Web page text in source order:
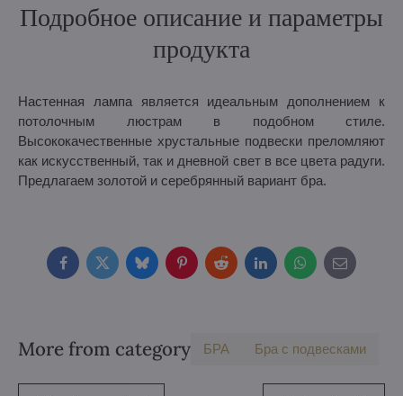
Подробное описание и параметры
продукта
Настенная лампа является идеальным дополнением к
потолочным люстрам в подобном стиле.
Высококачественные хрустальные подвески преломляют
как искусственный, так и дневной свет в все цвета радуги.
Предлагаем золотой и серебрянный вариант бра.
FacebookTwitterBlueskyPinterestRedditLinkedInWhatsApp
E-
mail
More from category БPA Бра с подвесками